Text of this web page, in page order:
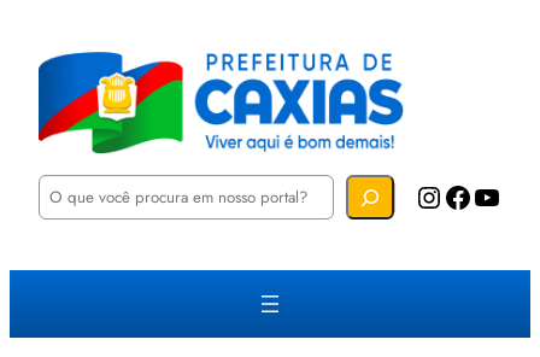
P
u
a
Instagram Facebook YouTube